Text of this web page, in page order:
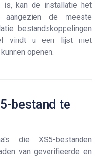
kan de installatie het
aangezien de meeste
bestandskoppelingen
vindt u een lijst met
openen.
bestand te
die XS5-bestanden
van geverifieerde en